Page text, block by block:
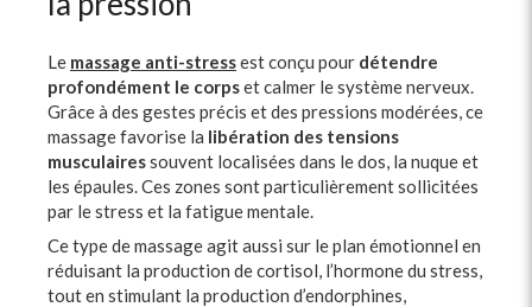
Le massage anti-stressest conçu pour détendre
profondément le corpset calmer le système nerveux.
Grâce à des gestes précis et des pressions modérées, ce
massage favorise la libération des tensions
musculairessouvent localisées dans le dos, la nuque et
les épaules. Ces zones sont particulièrement sollicitées
par le stress et la fatigue mentale.
Ce type de massage agit aussi sur le plan émotionnel en
réduisant la production de cortisol, l’hormone du stress,
tout en stimulant la production d’endorphines,